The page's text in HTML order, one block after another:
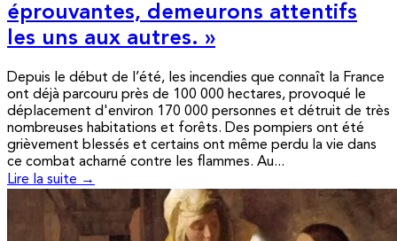
éprouvantes, demeurons attentifs
les uns aux autres. »
Depuis le début de l’été, les incendies que connaît la France
ont déjà parcouru près de 100 000 hectares, provoqué le
déplacement d'environ 170 000 personnes et détruit de très
nombreuses habitations et forêts. Des pompiers ont été
grièvement blessés et certains ont même perdu la vie dans
ce combat acharné contre les flammes. Au...
Lire la suite →